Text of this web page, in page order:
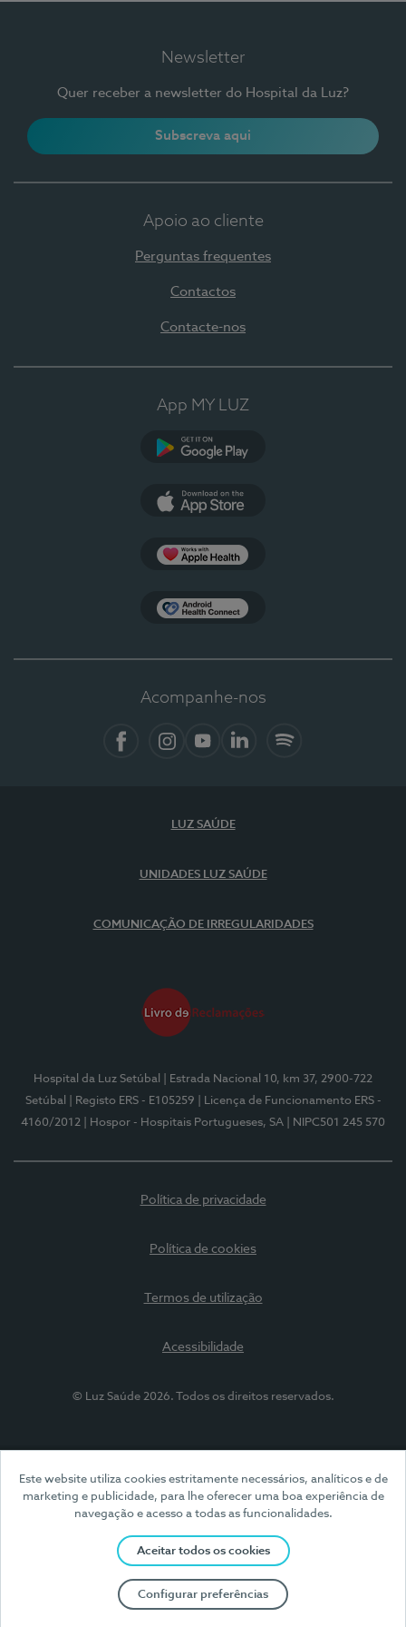
Este website utiliza cookies estritamente necessários, analíticos e de
marketing e publicidade, para lhe oferecer uma boa experiência de
navegação e acesso a todas as funcionalidades.
Aceitar todos os cookies
Configurar preferências
Newsletter
Quer receber a newsletter do Hospital da Luz?
Subscreva aqui
Apoio ao cliente
Perguntas frequentes
Contactos
Contacte-nos
App MY LUZ
Acompanhe-nos
LUZ SAÚDE
UNIDADES LUZ SAÚDE
COMUNICAÇÃO DE IRREGULARIDADES
Hospital da Luz Setúbal
| Estrada Nacional 10, km 37, 2900-722
Setúbal
| Registo ERS - E105259
| Licença de Funcionamento ERS -
4160/2012
| Hospor - Hospitais Portugueses, SA | NIPC501 245 570
Política de privacidade
Política de cookies
Termos de utilização
Acessibilidade
© Luz Saúde 2026. Todos os direitos reservados.